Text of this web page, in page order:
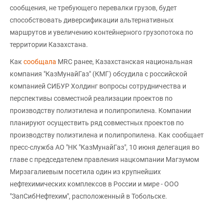
сообщения, не требующего перевалки грузов, будет
способствовать диверсификации альтернативных
маршрутов и увеличению контейнерного грузопотока по
территории Казахстана.
Как сообщала MRC ранее, Казахстанская национальная
компания "КазМунайГаз" (КМГ) обсудила с российской
компанией СИБУР Холдинг вопросы сотрудничества и
перспективы совместной реализации проектов по
производству полиэтилена и полипропилена. Компании
планируют осуществить ряд совместных проектов по
производству полиэтилена и полипропилена. Как сообщает
пресс-служба АО "НК "КазМунайГаз", 10 июня делегация во
главе с председателем правления нацкомпании Магзумом
Мирзагалиевым посетила один из крупнейших
нефтехимических комплексов в России и мире - ООО
"ЗапСибНефтехим", расположенный в Тобольске.